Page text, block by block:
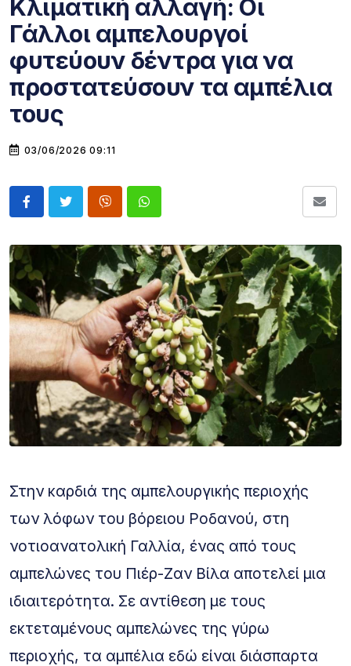
Κλιματική αλλαγή: Οι
Γάλλοι αμπελουργοί
φυτεύουν δέντρα για να
προστατεύσουν τα αμπέλια
τους
03/06/2026 09:11
Στην καρδιά της αμπελουργικής περιοχής
των λόφων του βόρειου Ροδανού, στη
νοτιοανατολική Γαλλία, ένας από τους
αμπελώνες του Πιέρ-Ζαν Βίλα αποτελεί μια
ιδιαιτερότητα. Σε αντίθεση με τους
εκτεταμένους αμπελώνες της γύρω
περιοχής, τα αμπέλια εδώ είναι διάσπαρτα